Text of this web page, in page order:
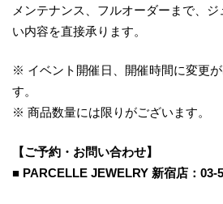
メンテナンス、フルオーダーまで、
い内容を直接承ります。
※ イベント開催日、開催時間に変更
す。
※ 商品数量には限りがございます。
【ご予約・お問い合わせ】
■ PARCELLE JEWELRY 新宿店：03-